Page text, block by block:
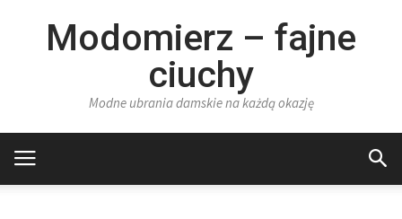
Modomierz – fajne
ciuchy
Modne ubrania damskie na każdą okazję